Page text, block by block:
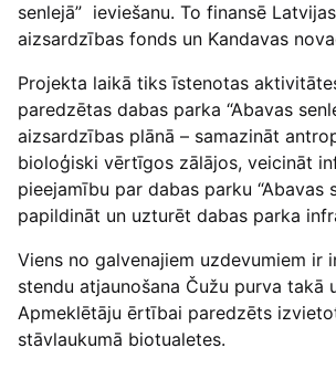
senlejā” ieviešanu. To finansē
aizsardzības fonds un Kandavas
Projekta laikā tiks īstenotas
paredzētas dabas parka “Abavas
aizsardzības plānā – samazināt
bioloģiski vērtīgos zālājos, veicināt
pieejamību par dabas parku “Abavas
papildināt un uzturēt dabas parka
Viens no galvenajiem uzdevumiem ir
stendu atjaunošana Čužu purva takā
Apmeklētāju ērtībai paredzēts
stāvlaukumā biotualetes.